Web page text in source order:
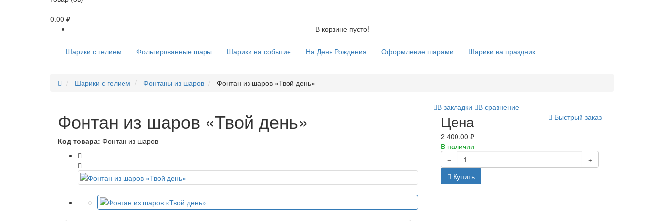
0.00 ₽
В корзине пусто!
Шарики с гелием Фольгированные шары Шарики на событие На День Рождения Оформление шарами Шарики на праздник
Шарики с гелием Фонтаны из шаров Фонтан из шаров «Твой день»
Фонтан из шаров «Твой день»
Код товара: Фонтан из шаров
В закладки В сравнение
Цена
2 400.00 ₽
В наличии
Купить
Быстрый заказ